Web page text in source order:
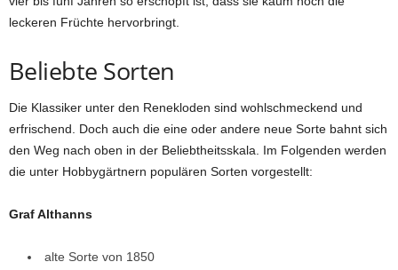
leckeren Früchte hervorbringt.
Beliebte Sorten
Die Klassiker unter den Renekloden sind wohlschmeckend und
erfrischend. Doch auch die eine oder andere neue Sorte bahnt sich
den Weg nach oben in der Beliebtheitsskala. Im Folgenden werden
die unter Hobbygärtnern populären Sorten vorgestellt:
Graf Althanns
alte Sorte von 1850